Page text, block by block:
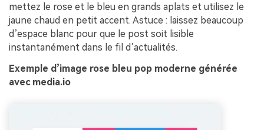
mettez le rose et le bleu en grands aplats et utilisez le
jaune chaud en petit accent. Astuce : laissez beaucoup
d’espace blanc pour que le post soit lisible
instantanément dans le fil d’actualités.
Exemple d’image rose bleu pop moderne générée
avec media.io